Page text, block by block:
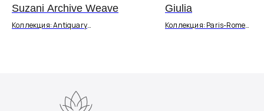
Suzani Archive Weave
Коллекция: Antiquary
Giulia
Коллекция: Paris-Rome